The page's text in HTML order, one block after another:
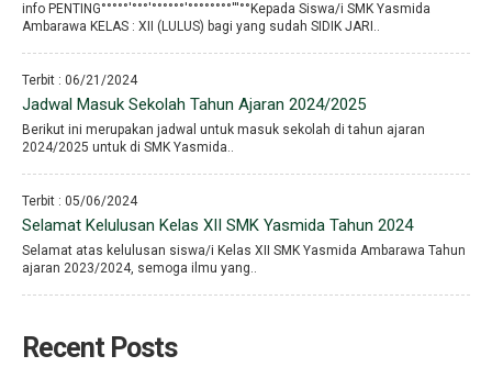
info PENTING°°°°°′°°°′°°°°°°′°°°°°°°°′′′°°Kepada Siswa/i SMK Yasmida
Ambarawa KELAS : XII (LULUS) bagi yang sudah SIDIK JARI..
Terbit : 06/21/2024
Jadwal Masuk Sekolah Tahun Ajaran 2024/2025
Berikut ini merupakan jadwal untuk masuk sekolah di tahun ajaran
2024/2025 untuk di SMK Yasmida..
Terbit : 05/06/2024
Selamat Kelulusan Kelas XII SMK Yasmida Tahun 2024
Selamat atas kelulusan siswa/i Kelas XII SMK Yasmida Ambarawa Tahun
ajaran 2023/2024, semoga ilmu yang..
Recent Posts